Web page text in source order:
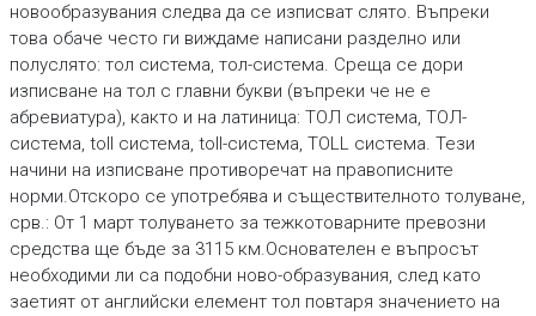
новообразувания следва да се изписват слято. Въпреки
това обаче често ги виждаме написани разделно или
полуслято: тол система, тол-система. Среща се дори
изписване на тол с главни букви (въпреки че не е
абревиатура), както и на латиница: ТОЛ система, ТОЛ-
система, toll система, toll-система, TOLL система. Тези
начини на изписване противоречат на правописните
норми.Отскоро се употребява и съществителното толуване,
срв.: От 1 март толуването за тежкотоварните превозни
средства ще бъде за 3115 км.Основателен е въпросът
необходими ли са подобни ново-образувания, след като
заетият от английски елемент тол повтаря значението на